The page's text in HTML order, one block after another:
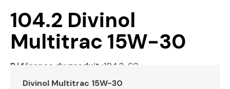
104.2 Divinol
Multitrac 15W-30
Référence du produit :104.2-60
Divinol Multitrac 15W-30